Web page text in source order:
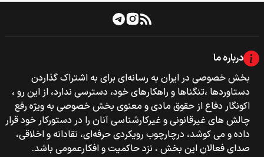
درباره ما
بخش خصوصی‌‌ در ایران به رسانه‌ای برای به اشتراک گذاردن
دستاوردها ،تنگناها و راهکارهای خود، دسترسی ندارد، از این رو ،
اکونگار دفاع از حقوق مادی و معنوی بخش خصوصی به ویژه رفع
چالش های غیرقانونی و غیرکارشناسی آنان را در دستورکار خود قرار
داده و می کوشد، درچارچوب رویکردی حرفه‌ای، نقادانه و اخلاقی،
صدای فعالان این بخش ، نزد حاکمیت و افکارعمومی باشد.